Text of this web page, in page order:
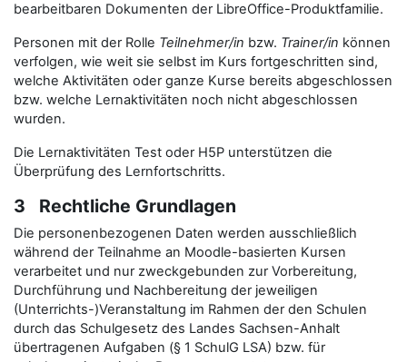
bearbeitbaren Dokumenten der LibreOffice-Produktfamilie.
Personen mit der Rolle Teilnehmer/in bzw. Trainer/in können
verfolgen, wie weit sie selbst im Kurs fortgeschritten sind,
welche Aktivitäten oder ganze Kurse bereits abgeschlossen
bzw. welche Lernaktivitäten noch nicht abgeschlossen
wurden.
Die Lernaktivitäten Test oder H5P unterstützen die
Überprüfung des Lernfortschritts.
3 Rechtliche Grundlagen
Die personenbezogenen Daten werden ausschließlich
während der Teilnahme an Moodle-basierten Kursen
verarbeitet und nur zweckgebunden zur Vorbereitung,
Durchführung und Nachbereitung der jeweiligen
(Unterrichts-)Veranstaltung im Rahmen der den Schulen
durch das Schulgesetz des Landes Sachsen-Anhalt
übertragenen Aufgaben (§ 1 SchulG LSA) bzw. für